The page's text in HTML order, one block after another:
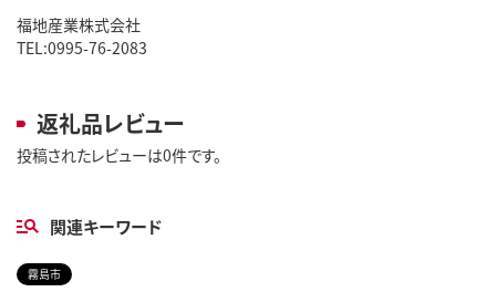
福地産業株式会社
TEL:0995-76-2083
返礼品レビュー
投稿されたレビューは0件です。
関連キーワード
霧島市